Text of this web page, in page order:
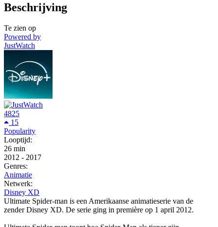
Beschrijving
Te zien op
Powered by
JustWatch
4825
15
Popularity
Looptijd:
26 min
2012 - 2017
Genres:
Animatie
Netwerk:
Disney XD
Ultimate Spider-man is een Amerikaanse animatieserie van de
zender Disney XD. De serie ging in première op 1 april 2012.